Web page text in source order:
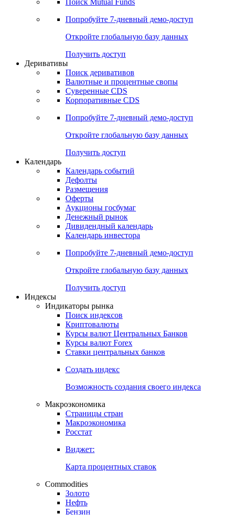
Сравнение ETF & Funds
Поиск Mutual Funds
Попробуйте7-дневный
Откройте глобальную базу данных
Получить доступ
Деривативы
Валютные и процентные свопы
Корпоративные CDS
Попробуйте7-дневный
Откройте глобальную базу данных
Получить доступ
Календарь
Календарь событий
Дефолты
Размещения
Оферты
Денежный рынок
Календарь инвестора
Попробуйте7-дневный
Откройте глобальную базу данных
Получить доступ
Индикаторы рынка
Поиск индексов
Курсы валют Центральных Банков
Ставки центральных банков
Создать индекс
Возможность создания своего индекса
Страницы стран
Росстат
Виджет:
Карта процентных ставок